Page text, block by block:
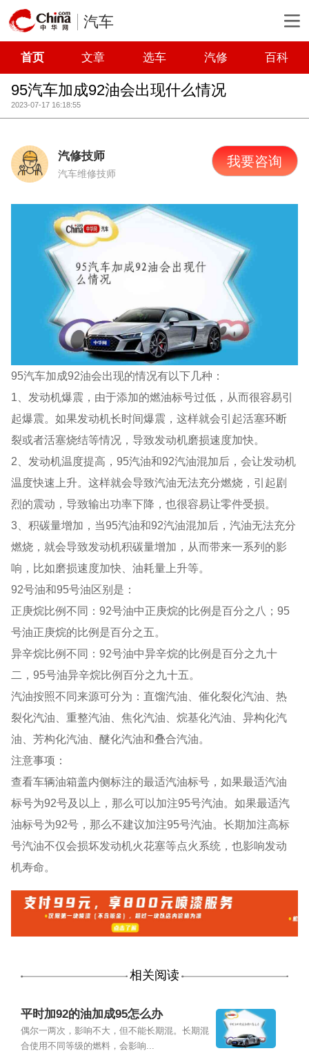
汽车
首页 文章 选车 汽修 百科
95汽车加成92油会出现什么情况
2023-07-17 16:18:55
汽修技师
汽车维修技师
我要咨询
95汽车加成92油会出现的情况有以下几种：
1、发动机爆震，由于添加的燃油标号过低，从而很容易引
起爆震。如果发动机长时间爆震，这样就会引起活塞环断
裂或者活塞烧结等情况，导致发动机磨损速度加快。
2、发动机温度提高，95汽油和92汽油混加后，会让发动机
温度快速上升。这样就会导致汽油无法充分燃烧，引起剧
烈的震动，导致输出功率下降，也很容易让零件受损。
3、积碳量增加，当95汽油和92汽油混加后，汽油无法充分
燃烧，就会导致发动机积碳量增加，从而带来一系列的影
响，比如磨损速度加快、油耗量上升等。
92号油和95号油区别是：
正庚烷比例不同：92号油中正庚烷的比例是百分之八；95
号油正庚烷的比例是百分之五。
异辛烷比例不同：92号油中异辛烷的比例是百分之九十
二，95号油异辛烷比例百分之九十五。
汽油按照不同来源可分为：直馏汽油、催化裂化汽油、热
裂化汽油、重整汽油、焦化汽油、烷基化汽油、异构化汽
油、芳构化汽油、醚化汽油和叠合汽油。
注意事项：
查看车辆油箱盖内侧标注的最适汽油标号，如果最适汽油
标号为92号及以上，那么可以加注95号汽油。如果最适汽
油标号为92号，那么不建议加注95号汽油。长期加注高标
号汽油不仅会损坏发动机火花塞等点火系统，也影响发动
机寿命。
相关阅读
平时加92的油加成95怎么办
偶尔一两次，影响不大，但不能长期混。长期混
合使用不同等级的燃料，会影响...